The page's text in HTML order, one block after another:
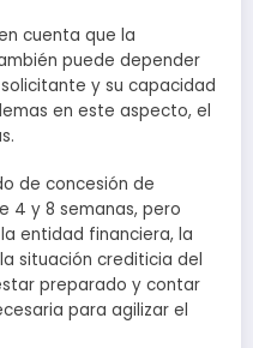
cuenta que la
puede depender
y su capacidad
en este aspecto, el
de concesión de
4 y 8 semanas, pero
entidad financiera, la
situación crediticia del
preparado y contar
para agilizar el